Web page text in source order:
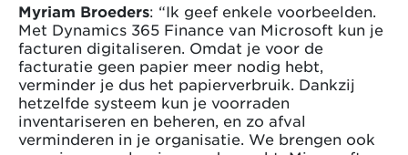
Myriam Broeders: “Ik geef enkele voorbeelden.
Met Dynamics 365 Finance van Microsoft kun je
facturen digitaliseren. Omdat je voor de
facturatie geen papier meer nodig hebt,
verminder je dus het papierverbruik. Dankzij
hetzelfde systeem kun je voorraden
inventariseren en beheren, en zo afval
verminderen in je organisatie. We brengen ook